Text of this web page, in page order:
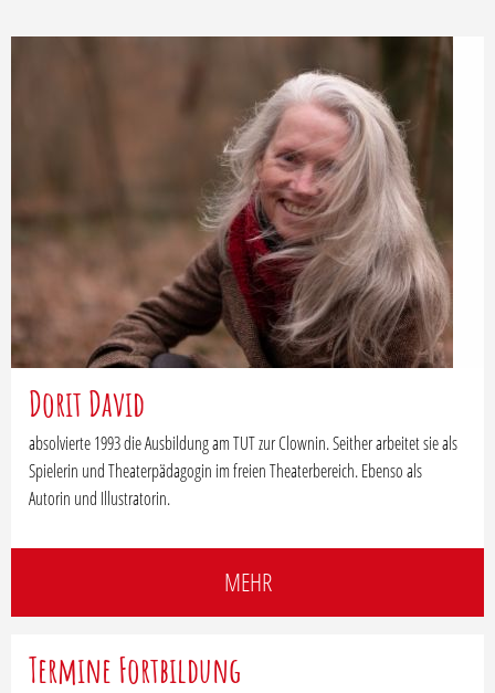
Dorit David
absolvierte 1993 die Ausbildung am TUT zur Clownin. Seither arbeitet sie als
Spielerin und Theaterpädagogin im freien Theaterbereich. Ebenso als
Autorin und Illustratorin.
MEHR
Termine Fortbildung